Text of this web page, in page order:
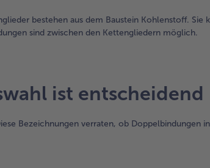
bestehen aus dem Baustein Kohlenstoff. Sie
sind zwischen den Kettengliedern möglich.
ist entscheidend
Bezeichnungen verraten, ob Doppelbindungen